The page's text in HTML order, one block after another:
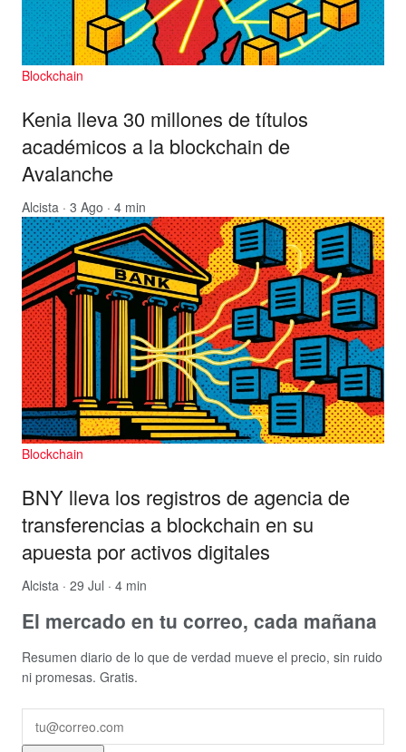
Blockchain
Kenia lleva 30 millones de títulos
académicos a la blockchain de
Avalanche
Alcista · 3 Ago · 4 min
Blockchain
BNY lleva los registros de agencia de
transferencias a blockchain en su
apuesta por activos digitales
Alcista · 29 Jul · 4 min
El mercado en tu correo, cada mañana
Resumen diario de lo que de verdad mueve el precio, sin ruido
ni promesas. Gratis.